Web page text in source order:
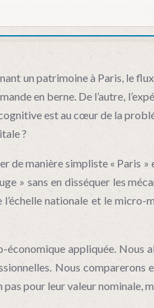
un patrimoine à Paris, le
en berne. De l’autre,
est au cœur de la
?
de manière simpliste « Paris
» sans en disséquer les
nationale et le micro-
appliquée. Nous
Nous
pas pour leur valeur